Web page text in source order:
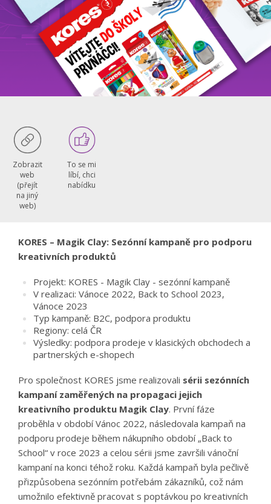
Zobrazit
web
(přejít
na jiný
web)
To se mi
líbí, chci
nabídku
KORES – Magik Clay: Sezónní kampaně pro podporu
kreativních produktů
Projekt: KORES - Magik Clay - sezónní kampaně
V realizaci: Vánoce 2022, Back to School 2023,
Vánoce 2023
Typ kampaně: B2C, podpora produktu
Regiony: celá ČR
Výsledky: podpora prodeje v klasických obchodech a
partnerských e-shopech
Pro společnost KORES jsme realizovali sérii sezónních
kampaní zaměřených na propagaci jejich
kreativního produktu Magik Clay. První fáze
proběhla v období Vánoc 2022, následovala kampaň na
podporu prodeje během nákupního období „Back to
School“ v roce 2023 a celou sérii jsme završili vánoční
kampaní na konci téhož roku. Každá kampaň byla pečlivě
přizpůsobena sezónním potřebám zákazníků, což nám
umožnilo efektivně pracovat s poptávkou po kreativních